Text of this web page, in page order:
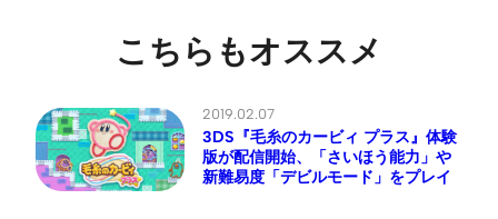
こちらもオススメ
2019.02.07
3DS『毛糸のカービィ プラス』体験
版が配信開始、「さいほう能力」や
新難易度「デビルモード」をプレイ